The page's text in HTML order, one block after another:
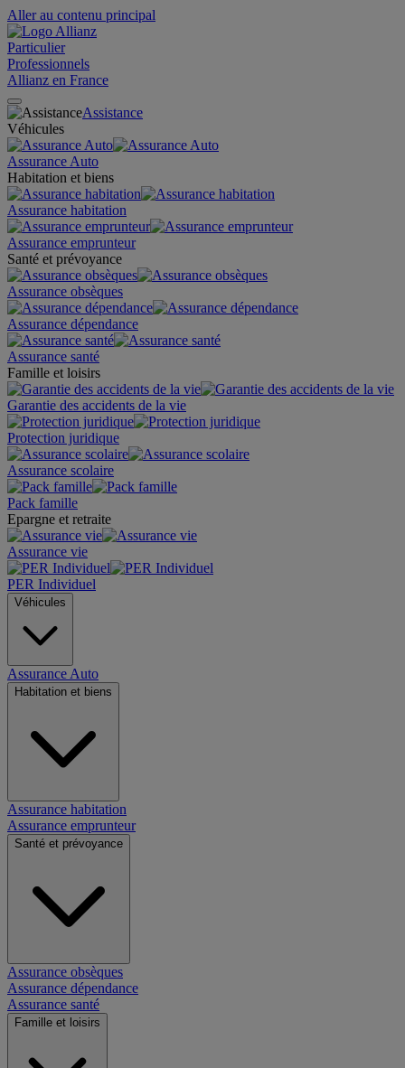
Aller au contenu principal
Particulier
Professionnels
Allianz en France
Assistance
Véhicules
Assurance Auto
Habitation et biens
Assurance habitation
Assurance emprunteur
Santé et prévoyance
Assurance obsèques
Assurance dépendance
Assurance santé
Famille et loisirs
Garantie des accidents de la vie
Protection juridique
Assurance scolaire
Pack famille
Epargne et retraite
Assurance vie
PER Individuel
Véhicules
Assurance Auto
Habitation et biens
Assurance habitation
Assurance emprunteur
Santé et prévoyance
Assurance obsèques
Assurance dépendance
Assurance santé
Famille et loisirs